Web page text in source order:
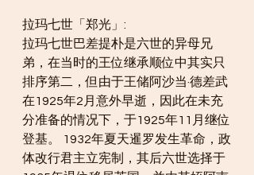
拉玛七世「郑光」:
拉玛七世巴差提朴是六世的异母兄
弟，在当时的王位继承顺位中其实只
排序第二，但由于王储阿沙当·德差武
在1925年2月意外早逝，因此在未充
分准备的情况下，于1925年11月继位
登基。 1932年夏天暹罗发生革命，政
体改行君主立宪制，其后六世选择于